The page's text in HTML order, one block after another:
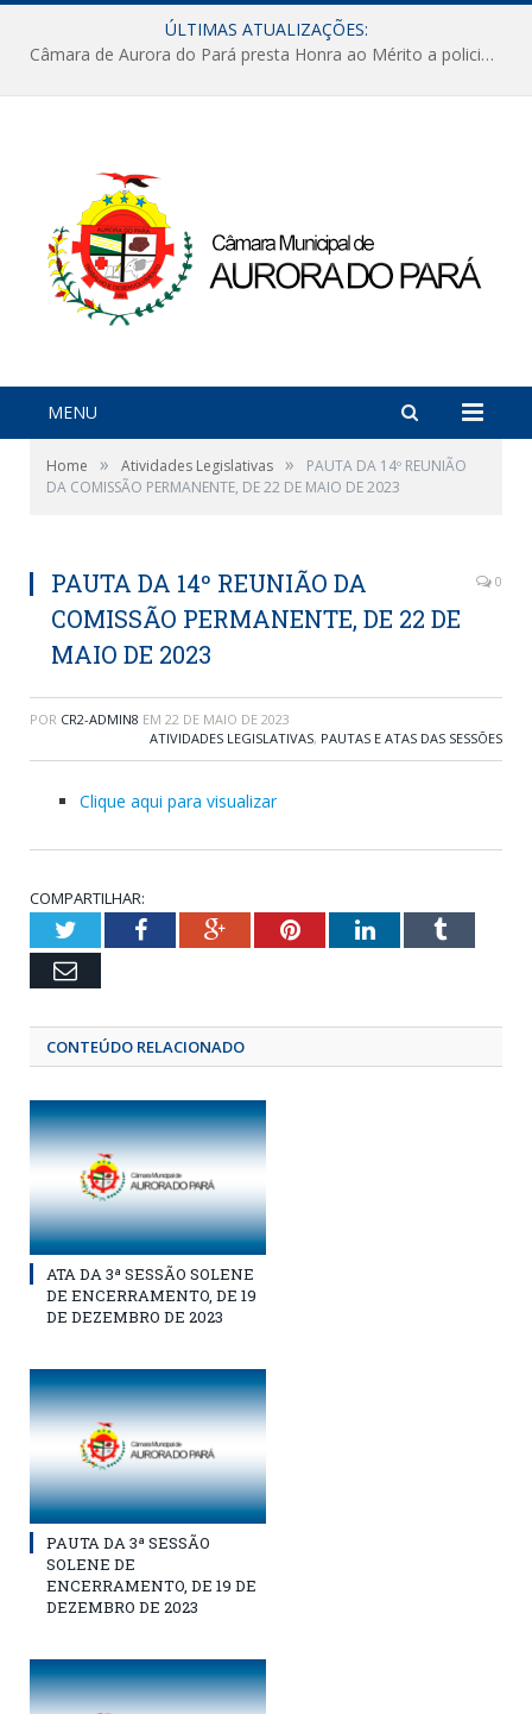
ÚLTIMAS ATUALIZAÇÕES:
Câmara de Aurora do Pará presta Honra ao Mérito a policiais militares em sessão marcada por reconhecimento e emoção
MENU
Home » Atividades Legislativas »
PAUTA DA 14º REUNIÃO
DA COMISSÃO PERMANENTE, DE 22 DE MAIO DE 2023
PAUTA DA 14º REUNIÃO DA
COMISSÃO PERMANENTE, DE 22 DE
MAIO DE 2023
0
POR CR2-ADMIN8 EM 22 DE MAIO DE 2023
ATIVIDADES LEGISLATIVAS, PAUTAS E ATAS DAS SESSÕES
Clique aqui para visualizar
COMPARTILHAR:
TwitterFacebookGoogle+PinterestLinkedInTumblr
Email
CONTEÚDO RELACIONADO
ATA DA 3ª SESSÃO SOLENE
DE ENCERRAMENTO, DE 19
DE DEZEMBRO DE 2023
PAUTA DA 3ª SESSÃO
SOLENE DE
ENCERRAMENTO, DE 19 DE
DEZEMBRO DE 2023